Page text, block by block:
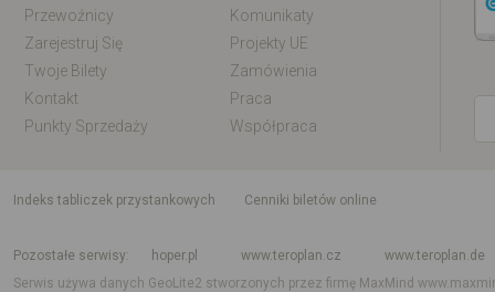
Przewoźnicy
Komunikaty
Zarejestruj Się
Projekty UE
Twoje Bilety
Zamówienia
Kontakt
Praca
Punkty Sprzedaży
Współpraca
indeks tabliczek przystankowych
Cenniki biletów online
Pozostałe serwisy
hoper.pl www.teroplan.cz
www.teroplan.de
Serwis używa danych GeoLite2 stworzonych przez firmę MaxMind